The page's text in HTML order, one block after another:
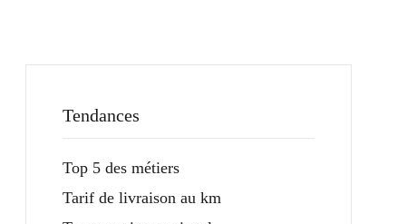
Tendances
Top 5 des métiers
Tarif de livraison au km